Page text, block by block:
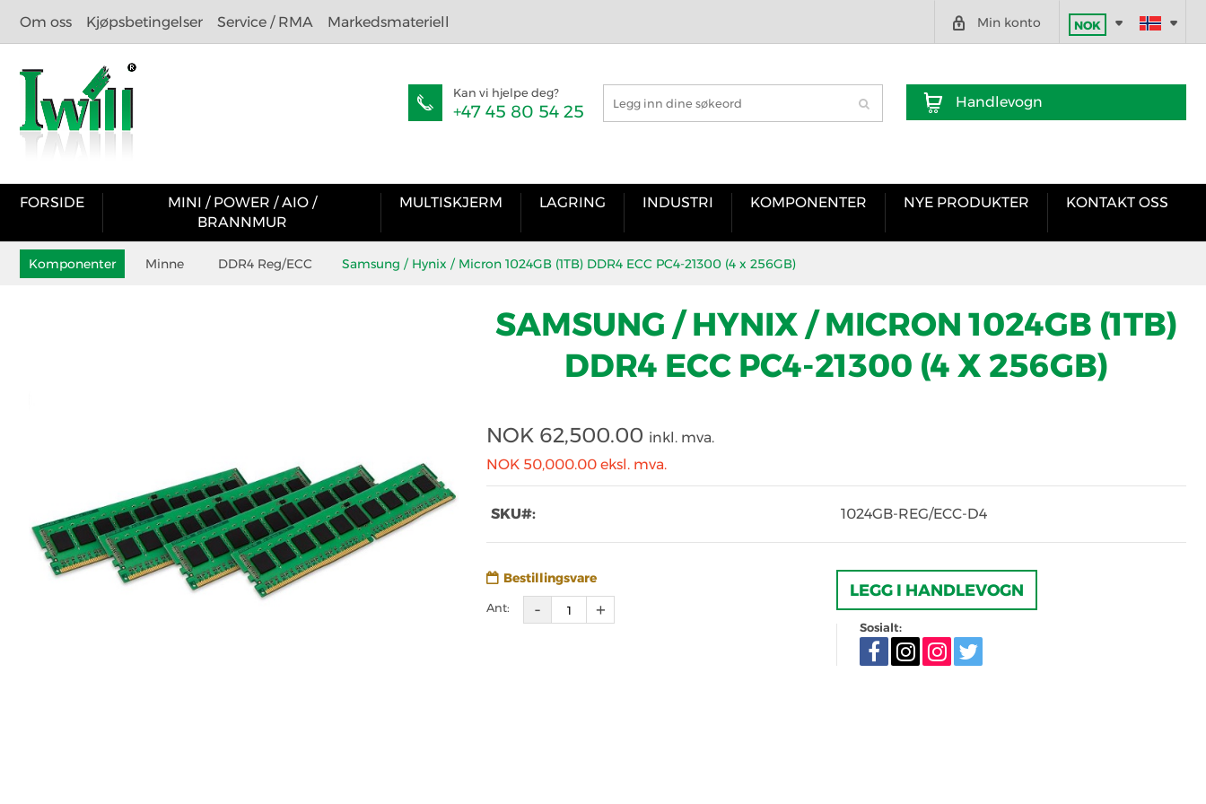
Om oss Kjøpsbetingelser Service / RMA Markedsmateriell NOK
Min konto
Kan vi hjelpe deg?
+47 45 80 54 25 Handlevogn
FORSIDE
MINI / POWER / AIO /
BRANNMUR
MULTISKJERM LAGRING INDUSTRI KOMPONENTER NYE PRODUKTER KONTAKT OSS
Komponenter Minne DDR4 Reg/ECC Samsung / Hynix / Micron 1024GB (1TB) DDR4 ECC PC4-21300 (4 x 256GB)
SAMSUNG / HYNIX / MICRON 1024GB (1TB)
DDR4 ECC PC4-21300 (4 X 256GB)
NOK 62,500.00 inkl. mva.
NOK 50,000.00 eksl. mva.
SKU#: 1024GB-REG/ECC-D4
Bestillingsvare
Ant:
LEGG I HANDLEVOGN
Sosialt: